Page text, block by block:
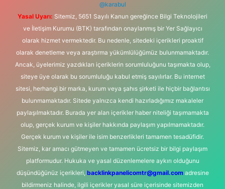
@karabul
Yasal Uyarı: Sitemiz, 5651 Sayılı Kanun gereğince Bilgi Teknolojileri
ve İletişim Kurumu (BTK) tarafından onaylanmış bir Yer Sağlayıcı
olarak hizmet vermektedir. Bu nedenle, sitedeki içerikleri proaktif
olarak denetleme veya araştırma yükümlülüğümüz bulunmamaktadır.
Ancak, üyelerimiz yazdıkları içeriklerin sorumluluğunu taşımakta olup,
siteye üye olarak bu sorumluluğu kabul etmiş sayılırlar. Bu internet
sitesi, herhangi bir marka, kurum veya şahıs şirketi ile hiçbir bağlantısı
bulunmamaktadır. Sitede yalnızca kendi hazırladığımız makaleler
paylaşılmaktadır. Burada yer alan içerikler haber niteliği taşımamakta
olup, gerçek kurum ve kişiler hakkında paylaşım yapılmamaktadır.
Gerçek kurum ve kişiler ile isim benzerlikleri tamamen tesadüfidir.
Sitemiz, kar amacı gütmeyen ve tamamen ücretsiz bir bilgi paylaşım
platformudur. Hukuka ve yasal düzenlemelere aykırı olduğunu
düşündüğünüz içerikleri, backlinkpanelicomtr@gmail.comadresine
bildirmeniz halinde, ilgili içerikler yasal süre içerisinde sitemizden